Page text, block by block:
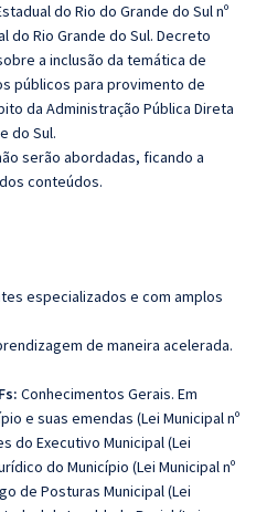
do Rio do Grande do Sul nº
do Rio Grande do Sul. Decreto
a inclusão da temática de
públicos para provimento de
da Administração Pública Direta
do Sul.
serão abordadas, ficando a
conteúdos.
especializados e com amplos
de maneira acelerada.
Conhecimentos Gerais. Em
e suas emendas (Lei Municipal nº
do Executivo Municipal (Lei
do Município (Lei Municipal nº
de Posturas Municipal (Lei